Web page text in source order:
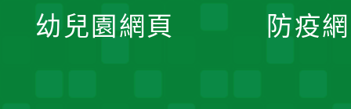
幼兒園網頁 防疫